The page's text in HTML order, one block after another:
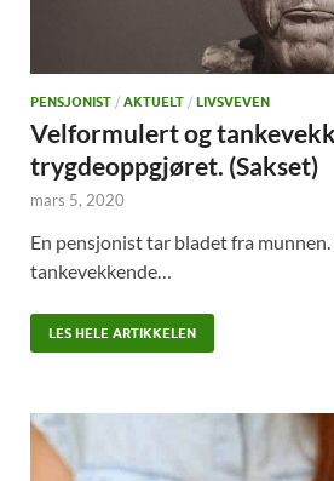
PENSJONIST / AKTUELT / LIVSVEVEN
Velformulert og
trygdeoppgjøret. (Sakset)
mars 5, 2020
En pensjonist tar bladet fra
tankevekkende…
LES HELE ARTIKKELEN